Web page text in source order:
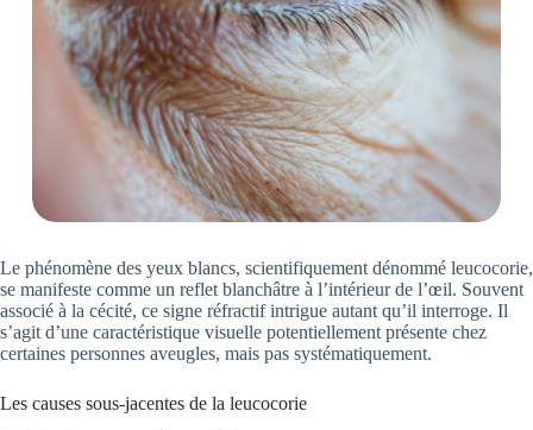
Le phénomène des yeux blancs, scientifiquement dénommé leucocorie,
se manifeste comme un reflet blanchâtre à l’intérieur de l’œil. Souvent
associé à la cécité, ce signe réfractif intrigue autant qu’il interroge. Il
s’agit d’une caractéristique visuelle potentiellement présente chez
certaines personnes aveugles, mais pas systématiquement.
Les causes sous-jacentes de la leucocorie